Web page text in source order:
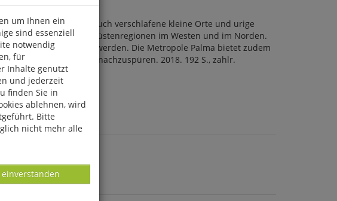
Strände, sondern auch verschlafene kleine Orte und urige
und die rauen Küstenregionen im Westen und im Norden.
darauf, entdeckt zu werden. Die Metropole Palma bietet zudem
der Insel nachzuspüren. 2018. 192 S., zahlr.
um Ihnen ein
sind essenziell
notwendig
für
Inhalte genutzt
und jederzeit
finden Sie in
ablehnen, wird
Bitte
nicht mehr alle
-